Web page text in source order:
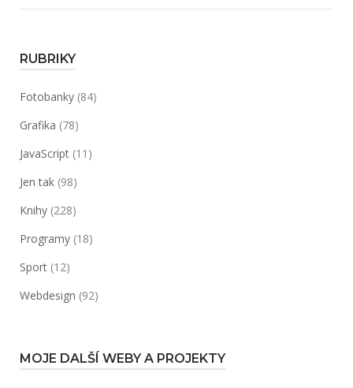
a
RUBRIKY
Fotobanky (84)
Grafika (78)
JavaScript (11)
Jen tak (98)
Knihy (228)
Programy (18)
Sport (12)
Webdesign (92)
MOJE DALŠÍ WEBY A PROJEKTY